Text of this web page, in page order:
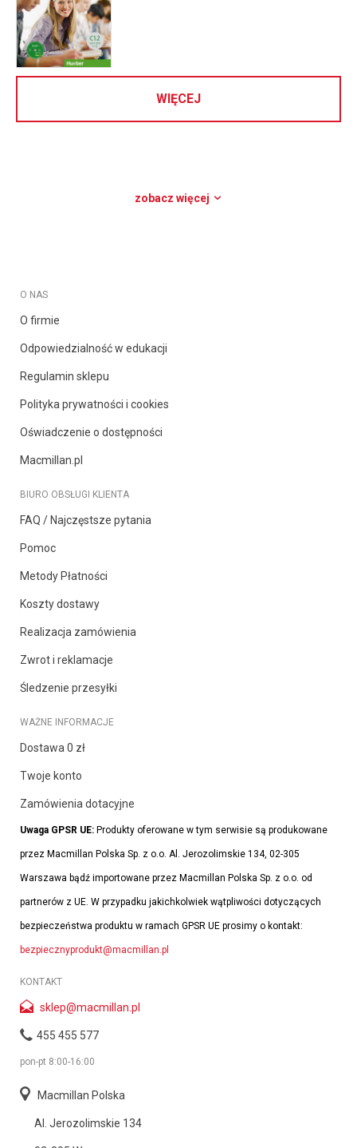
WIĘCEJ
zobacz więcej
O NAS
O firmie
Odpowiedzialność w edukacji
Regulamin sklepu
Polityka prywatności i cookies
Oświadczenie o dostępności
Macmillan.pl
BIURO OBSŁUGI KLIENTA
FAQ / Najczęstsze pytania
Pomoc
Metody Płatności
Koszty dostawy
Realizacja zamówienia
Zwrot i reklamacje
Śledzenie przesyłki
WAŻNE INFORMACJE
Dostawa 0 zł
Twoje konto
Zamówienia dotacyjne
Uwaga GPSR UE: Produkty oferowane w tym serwisie są produkowane
przez Macmillan Polska Sp. z o.o. Al. Jerozolimskie 134, 02-305
Warszawa bądź importowane przez Macmillan Polska Sp. z o.o. od
partnerów z UE. W przypadku jakichkolwiek wątpliwości dotyczących
bezpieczeństwa produktu w ramach GPSR UE prosimy o kontakt:
bezpiecznyprodukt@macmillan.pl
KONTAKT
sklep@macmillan.pl
455 455 577
pon-pt 8:00-16:00
Macmillan Polska
Al. Jerozolimskie 134